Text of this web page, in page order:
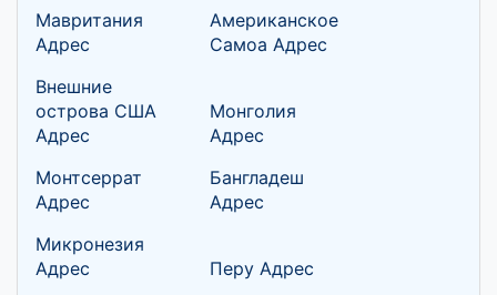
Мавритания
Адрес
Американское
Самоа Адрес
Внешние
острова США
Адрес
Монголия
Адрес
Монтсеррат
Адрес
Бангладеш
Адрес
Микронезия
Адрес
Перу Адрес